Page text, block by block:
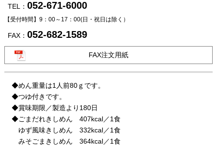
TEL： 052-671-6000
【受付時間】9：00～17：00(日・祝日は除く）
FAX： 052-682-1589
FAX注文用紙
◆めん重量は1人前80ｇです。
◆つゆ付きです。
◆賞味期限／製造より180日
◆ごまだれきしめん 407kcal／1食
ゆず風味きしめん 332kcal／1食
みそごまきしめん 364kcal／1食